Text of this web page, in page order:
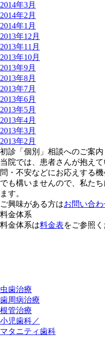
2014年3月
2014年2月
2014年1月
2013年12月
2013年11月
2013年10月
2013年9月
2013年8月
2013年7月
2013年6月
2013年5月
2013年4月
2013年3月
2013年2月
初診「個別」相談へのご案内
当院では、患者さんが抱え
問・不安などにお応えする
でも構いませんので、私た
ます。
ご興味がある方はお問い合わ
料金体系
料金体系は料金表をご参照く
虫歯治療
歯周病治療
根管治療
小児歯科／
マタニティ歯科